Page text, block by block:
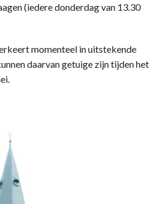
(iedere donderdag van 13.30
momenteel in uitstekende
daarvan getuige zijn tijden het